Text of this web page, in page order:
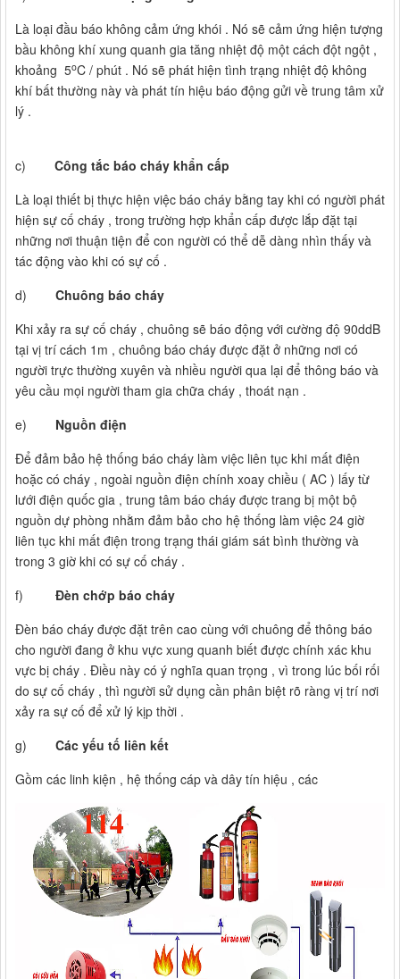
Là loại đầu báo không cảm ứng khói . Nó sẽ cảm ứng hiện tượng
bầu không khí xung quanh gia tăng nhiệt độ một cách đột ngột ,
khoảng 5oC / phút . Nó sẽ phát hiện tình trạng nhiệt độ không
khí bất thường này và phát tín hiệu báo động gửi về trung tâm xử
lý .
c) Công tắc báo cháy khẩn cấp
Là loại thiết bị thực hiện việc báo cháy bằng tay khi có người phát
hiện sự cố cháy , trong trường hợp khẩn cấp được lắp đặt tại
những nơi thuận tiện để con người có thể dễ dàng nhìn thấy và
tác động vào khi có sự cố .
d) Chuông báo cháy
Khi xảy ra sự cố cháy , chuông sẽ báo động với cường độ 90ddB
tại vị trí cách 1m , chuông báo cháy được đặt ở những nơi có
người trực thường xuyên và nhiều người qua lại để thông báo và
yêu cầu mọi người tham gia chữa cháy , thoát nạn .
e) Nguồn điện
Để đảm bảo hệ thống báo cháy làm việc liên tục khi mất điện
hoặc có cháy , ngoài nguồn điện chính xoay chiều ( AC ) lấy từ
lưới điện quốc gia , trung tâm báo cháy được trang bị một bộ
nguồn dự phòng nhằm đảm bảo cho hệ thống làm việc 24 giờ
liên tục khi mất điện trong trạng thái giám sát bình thường và
trong 3 giờ khi có sự cố cháy .
f) Đèn chớp báo cháy
Đèn báo cháy được đặt trên cao cùng với chuông để thông báo
cho người đang ở khu vực xung quanh biết được chính xác khu
vực bị cháy . Điều này có ý nghĩa quan trọng , vì trong lúc bối rối
do sự cố cháy , thì người sử dụng cần phân biệt rõ ràng vị trí nơi
xảy ra sự cố để xử lý kịp thời .
g) Các yếu tố liên kết
Gồm các linh kiện , hệ thống cáp và dây tín hiệu , các